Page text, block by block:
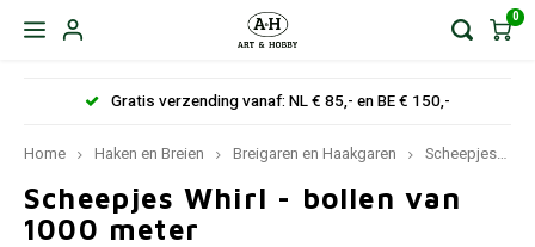
0
Gratis verzending vanaf: NL € 85,- en BE € 150,-
Home Haken en Breien Breigaren en Haakgaren Scheepjeswol
Scheepjes Whirl - bollen van
1000 meter